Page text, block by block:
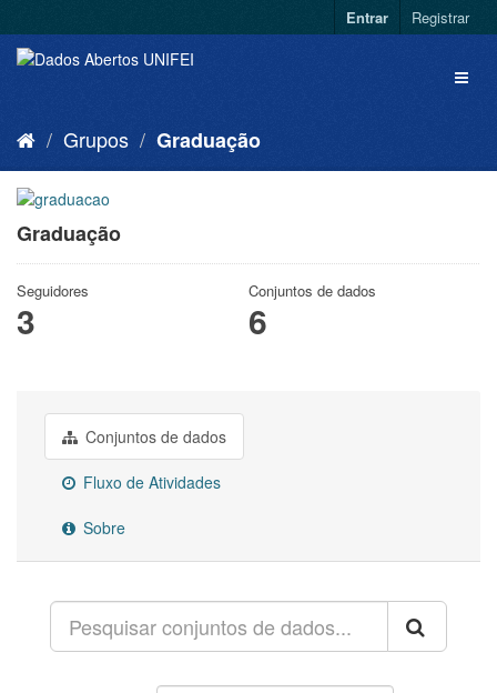
Entrar Registrar
Grupos Graduação
Graduação
Seguidores
3
Conjuntos de dados
6
Conjuntos de dados
Fluxo de Atividades
Sobre